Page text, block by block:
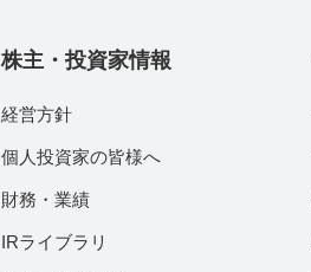
株主・投資家情報
経営方針
個人投資家の皆様へ
財務・業績
IRライブラリ